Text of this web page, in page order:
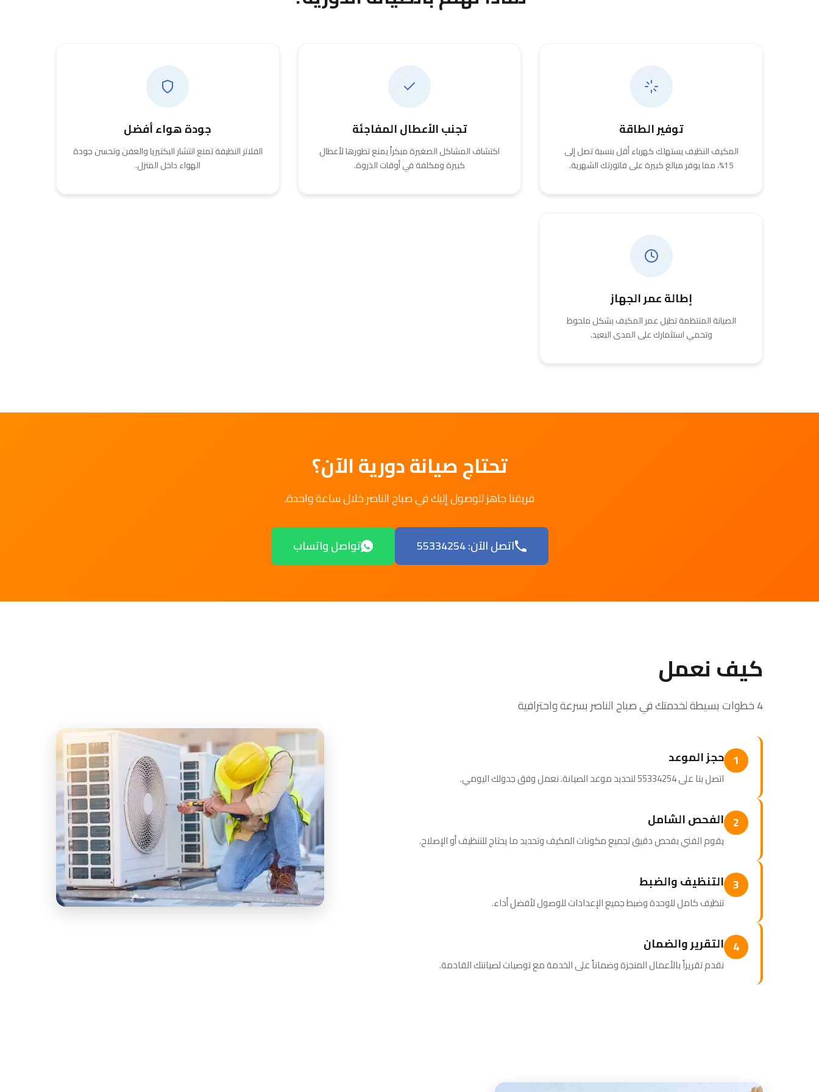
توفير الطاقة
المكيف النظيف يستهلك كهرباء أقل بنسبة تصل إلى
15%، مما يوفر مبالغ كبيرة على فاتورتك الشهرية.
تجنب الأعطال المفاجئة
اكتشاف المشاكل الصغيرة مبكراً يمنع تطورها لأعطال
كبيرة ومكلفة في أوقات الذروة.
جودة هواء أفضل
الفلاتر النظيفة تمنع انتشار البكتيريا والعفن وتحسن جودة
الهواء داخل المنزل.
إطالة عمر الجهاز
الصيانة المنتظمة تطيل عمر المكيف بشكل ملحوظ
وتحمي استثمارك على المدى البعيد.
تحتاج صيانة دورية الآن؟
فريقنا جاهز للوصول إليك في صباح الناصر خلال ساعة واحدة.
اتصل الآن: 55334254 تواصل واتساب
كيف نعمل
4 خطوات بسيطة لخدمتك في صباح الناصر بسرعة واحترافية
1 حجز الموعد
اتصل بنا على 55334254 لتحديد موعد الصيانة. نعمل وفق جدولك اليومي.
2 الفحص الشامل
يقوم الفني بفحص دقيق لجميع مكونات المكيف وتحديد ما يحتاج للتنظيف أو الإصلاح.
3 التنظيف والضبط
تنظيف كامل للوحدة وضبط جميع الإعدادات للوصول لأفضل أداء.
4 التقرير والضمان
نقدم تقريراً بالأعمال المنجزة وضماناً على الخدمة مع توصيات لصيانتك القادمة.